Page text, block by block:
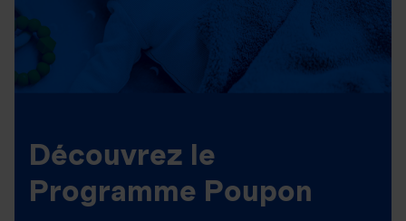
Découvrez le
Programme Poupon